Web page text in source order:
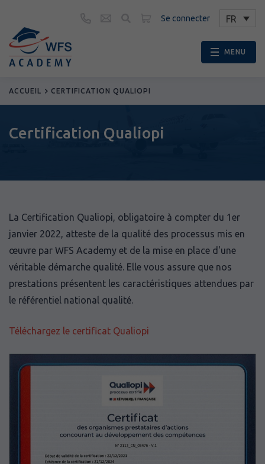
MENU
Se connecter FR
CONFIDENTIALITÉ
Mentions légales
ACCUEIL CERTIFICATION QUALIOPI
Certification Qualiopi
La Certification Qualiopi, obligatoire à compter du 1er
janvier 2022, atteste de la qualité des processus mis en
œuvre par WFS Academy et de la mise en place d'une
véritable démarche qualité. Elle vous assure que nos
prestations présentent les caractéristiques attendues par
le référentiel national qualité.
Téléchargez le certificat Qualiopi